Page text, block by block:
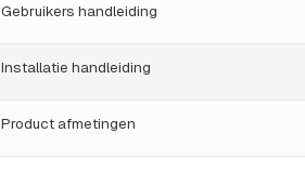
Gebruikers handleiding
Installatie handleiding
Product afmetingen